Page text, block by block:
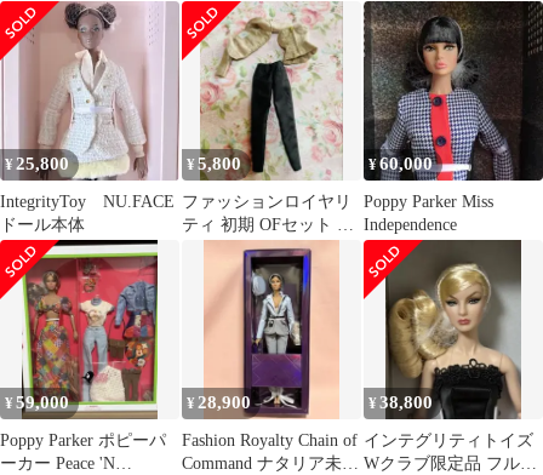
封・美品・サングラス
欠品
イヤリティ★インテグ
リティ
¥25,800
IntegrityToy NU.FACE
ドール本体
¥5,800
ファッションロイヤリ
ティ 初期 OFセット ⚠️
説明欄必読で♡
integrity
¥60,000
Poppy Parker Miss
Independence
¥59,000
Poppy Parker ポピーパ
ーカー Peace 'N
¥ 28,900
Fashion Royalty Chain of
Command ナタリア未使
¥38,800
インテグリティトイズ
Wクラブ限定品 フルセ